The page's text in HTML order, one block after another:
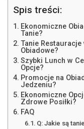
Spis treści:
Ekonomiczne
Tanie?
Tanie
Obiadowe?
Szybki Lunch w
Opcje?
Promocje na
Jedzeniu?
Ekonomiczne
Zdrowe Posiłki?
FAQ
Q: Jakie są